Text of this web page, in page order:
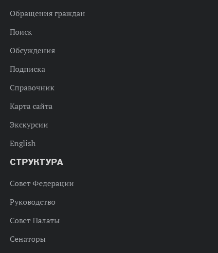
Обращения граждан
Поиск
Обсуждения
Подписка
Справочник
Карта сайта
Экскурсии
English
СТРУКТУРА
Совет Федерации
Руководство
Совет Палаты
Сенаторы